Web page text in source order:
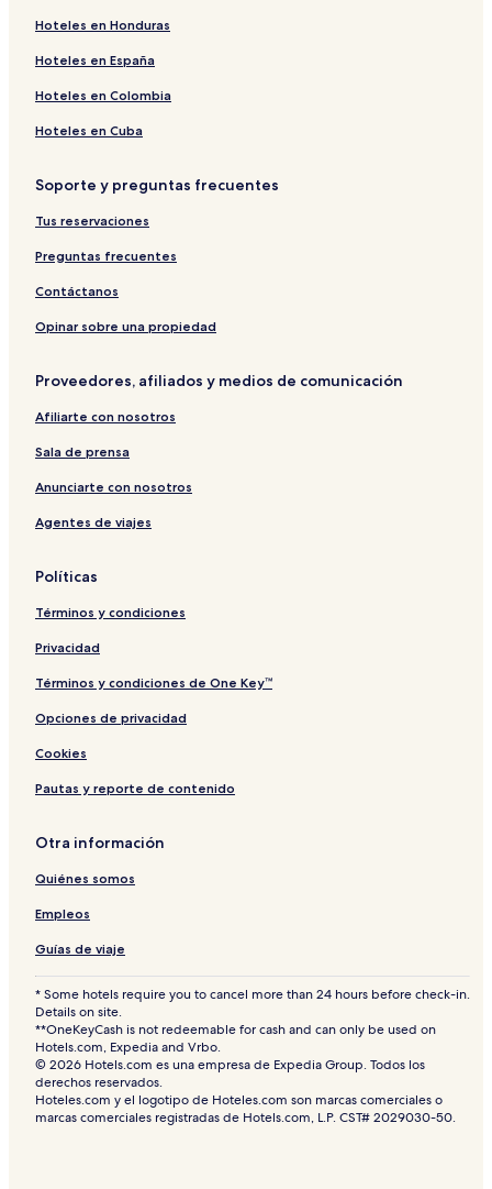
Hoteles en Honduras
Hoteles en España
Hoteles en Colombia
Hoteles en Cuba
Soporte y preguntas frecuentes
Tus reservaciones
Preguntas frecuentes
Contáctanos
Opinar sobre una propiedad
Proveedores, afiliados y medios de comunicación
Afiliarte con nosotros
Sala de prensa
Anunciarte con nosotros
Agentes de viajes
Políticas
Términos y condiciones
Privacidad
Términos y condiciones de One Key™
Opciones de privacidad
Cookies
Pautas y reporte de contenido
Otra información
Quiénes somos
Empleos
Guías de viaje
* Some hotels require you to cancel more than 24 hours before check-in.
Details on site.
**OneKeyCash is not redeemable for cash and can only be used on
Hotels.com, Expedia and Vrbo.
© 2026 Hotels.com es una empresa de Expedia Group. Todos los
derechos reservados.
Hoteles.com y el logotipo de Hoteles.com son marcas comerciales o
marcas comerciales registradas de Hotels.com, L.P. CST# 2029030-50.